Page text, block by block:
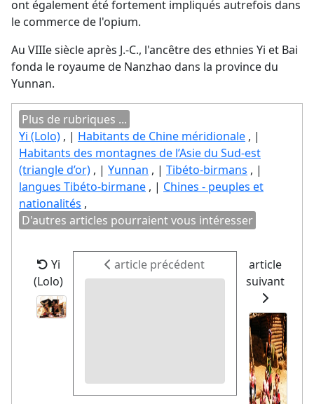
ont également été fortement impliqués autrefois dans
le commerce de l'opium.
Au VIIIe siècle après J.-C., l'ancêtre des ethnies Yi et Bai
fonda le royaume de Nanzhao dans la province du
Yunnan.
Plus de rubriques ...
Yi (Lolo) , | Habitants de Chine méridionale , |
Habitants des montagnes de l’Asie du Sud-est
(triangle d’or) , | Yunnan , | Tibéto-birmans , |
langues Tibéto-birmane , | Chines - peuples et
nationalités ,
D'autres articles pourraient vous intéresser
Yi
(Lolo)
article précédent
article
suivant